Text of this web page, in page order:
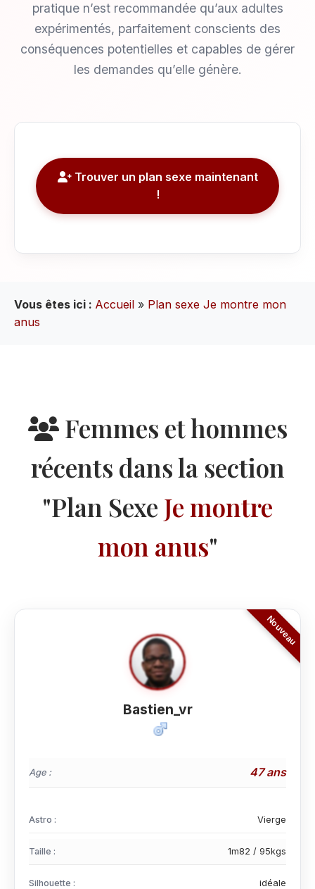
pratique n’est recommandée qu’aux adultes
expérimentés, parfaitement conscients des
conséquences potentielles et capables de gérer
les demandes qu’elle génère.
Trouver un plan sexe maintenant
!
Vous êtes ici : Accueil » Plan sexe Je montre mon
anus
Femmes et hommes
récents dans la section
"Plan Sexe Je montre
mon anus"
Bastien_vr
Age : 47 ans
Astro : Vierge
Taille : 1m82 / 95kgs
Silhouette : idéale